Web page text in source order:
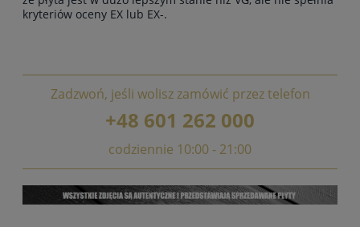
kryteriów oceny EX lub EX-.
Zadzwoń, jeśli wolisz zamówić przez telefon
+48 601 262 000
codziennie 10:00 - 21:00